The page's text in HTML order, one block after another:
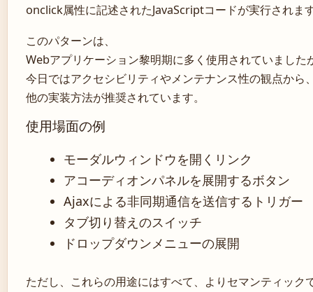
onclick属性に記述されたJavaScriptコードが実行されま
このパターンは、
Webアプリケーション黎明期に多く使用されていました
今日ではアクセシビリティやメンテナンス性の観点から
他の実装方法が推奨されています。
使用場面の例
モーダルウィンドウを開くリンク
アコーディオンパネルを展開するボタン
Ajaxによる非同期通信を送信するトリガー
タブ切り替えのスイッチ
ドロップダウンメニューの展開
ただし、これらの用途にはすべて、よりセマンティック